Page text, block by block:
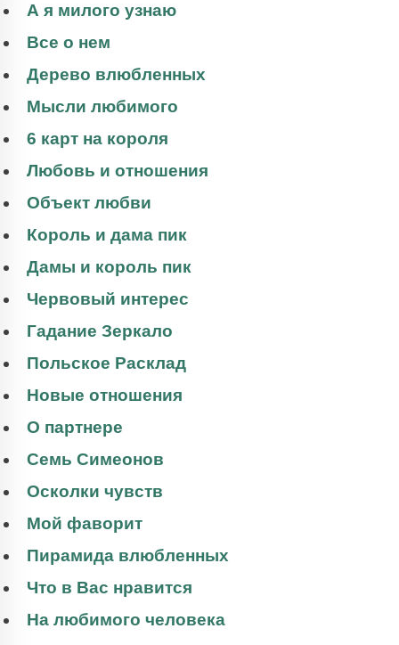
А я милого узнаю
Все о нем
Дерево влюбленных
Мысли любимого
6 карт на короля
Любовь и отношения
Объект любви
Король и дама пик
Дамы и король пик
Червовый интерес
Гадание Зеркало
Польское Расклад
Новые отношения
О партнере
Семь Симеонов
Осколки чувств
Мой фаворит
Пирамида влюбленных
Что в Вас нравится
На любимого человека